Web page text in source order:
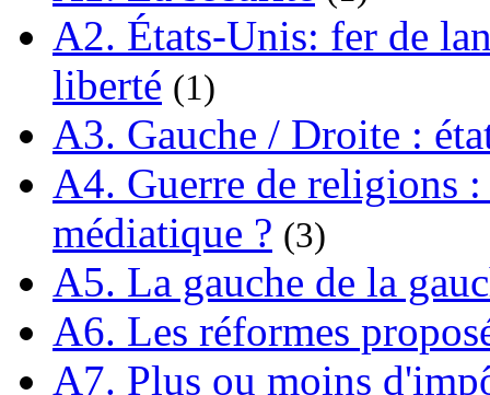
A2. États-Unis: fer de
liberté (1)
A3. Gauche / Droite :
A4. Guerre de religions
médiatique ? (3)
A5. La gauche de la
A6. Les réformes
A7. Plus ou moins